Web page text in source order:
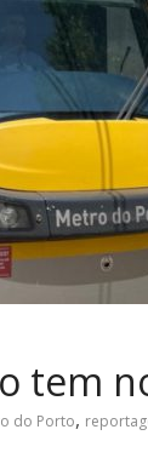
tem
do Porto,